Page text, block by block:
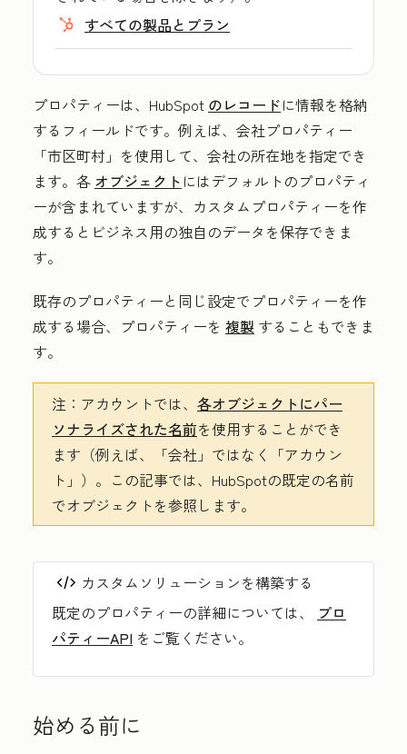
すべての製品とプラン
プロパティーは、HubSpot のレコードに情報を格納
するフィールドです。例えば、会社プロパティー
「市区町村」を使用して、会社の所在地を指定でき
ます。各 オブジェクト にはデフォルトのプロパティ
ーが含まれていますが、カスタムプロパティーを作
成するとビジネス用の独自のデータを保存できま
す。
既存のプロパティーと同じ設定でプロパティーを作
成する場合、プロパティーを 複製 することもできま
す。
注： アカウントでは、 各オブジェクトにパー
ソナライズされた名前を使用することができ
ます（例えば、「会社」ではなく「アカウン
ト」）。この記事では、HubSpotの既定の名前
でオブジェクトを参照します。
カスタムソリューションを構築する
既定のプロパティーの詳細については、
プロ
パティーAPI をご覧ください。
始める前に